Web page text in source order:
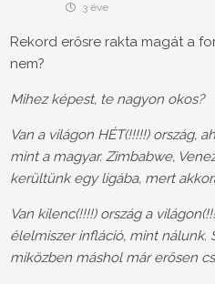
3 éve
Rekord erősre rakta magát a
nem?
Mihez képest, te nagyon okos?
Van a világon HÉT(!!!!!) ország,
mint a magyar. Zimbabwe,
kerültünk egy ligába, mert
Van kilenc(!!!!) ország a
élelmiszer infláció, mint nálunk.
miközben máshol már erősen